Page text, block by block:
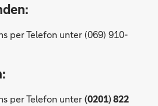
per Telefon unter (069) 910-
per Telefon unter(0201) 822